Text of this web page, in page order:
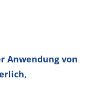
Anwendung von